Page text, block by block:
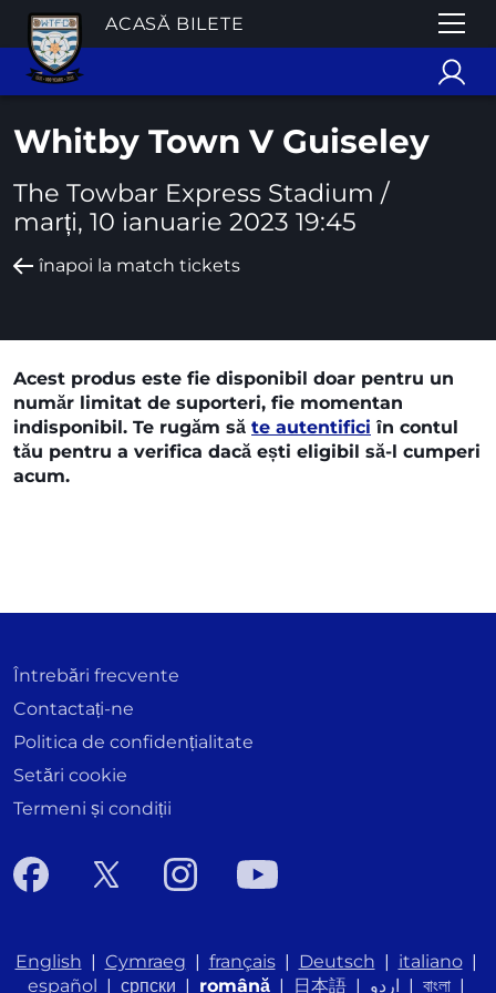
ACASĂ BILETE
Whitby Town V Guiseley
The Towbar Express Stadium /
marți, 10 ianuarie 2023 19:45
înapoi la match tickets
Acest produs este fie disponibil doar pentru un
număr limitat de suporteri, fie momentan
indisponibil. Te rugăm să te autentifici în contul
tău pentru a verifica dacă ești eligibil să-l cumperi
acum.
Întrebări frecvente
Contactați-ne
Politica de confidențialitate
Setări cookie
Termeni și condiții
English | Cymraeg | français| Deutsch | italiano|
español | српски | română| 日本語| اردو | বাংলা|